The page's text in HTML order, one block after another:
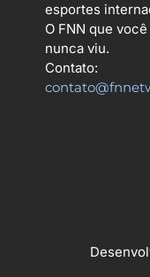
esportes
O FNN que
nunca viu.
Contato: